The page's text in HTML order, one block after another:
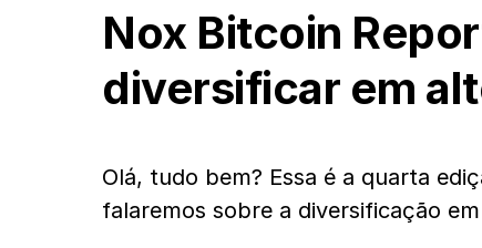
Nox Bitcoin
diversificar em
Olá, tudo bem? Essa é a quarta
falaremos sobre a diversificação